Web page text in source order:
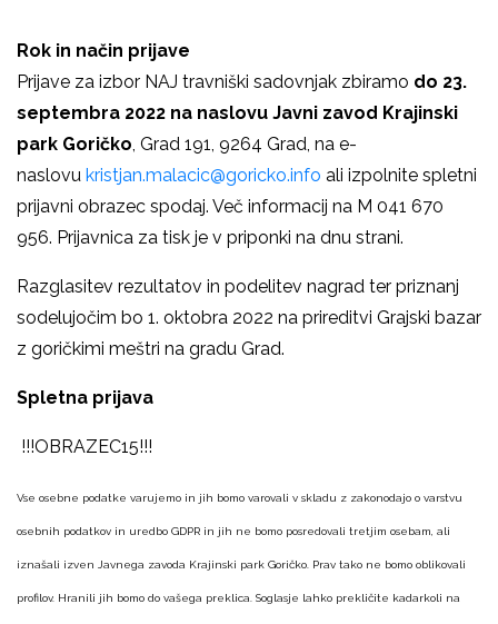
Rok in način prijave
Prijave za izbor NAJ travniški sadovnjak zbiramo do 23.
septembra 2022 na naslovu Javni zavod Krajinski
park Goričko, Grad 191, 9264 Grad, na e-
naslovu kristjan.malacic@goricko.info ali izpolnite spletni
prijavni obrazec spodaj. Več informacij na M 041 670
956. Prijavnica za tisk je v priponki na dnu strani.
Razglasitev rezultatov in podelitev nagrad ter priznanj
sodelujočim bo 1. oktobra 2022 na prireditvi Grajski bazar
z goričkimi meštri na gradu Grad.
Spletna prijava
!!!OBRAZEC15!!!
Vse osebne podatke varujemo in jih bomo varovali v skladu z zakonodajo o varstvu
osebnih podatkov in uredbo GDPR in jih ne bomo posredovali tretjim osebam, ali
iznašali izven Javnega zavoda Krajinski park Goričko. Prav tako ne bomo oblikovali
profilov. Hranili jih bomo do vašega preklica. Soglasje lahko prekličite kadarkoli na